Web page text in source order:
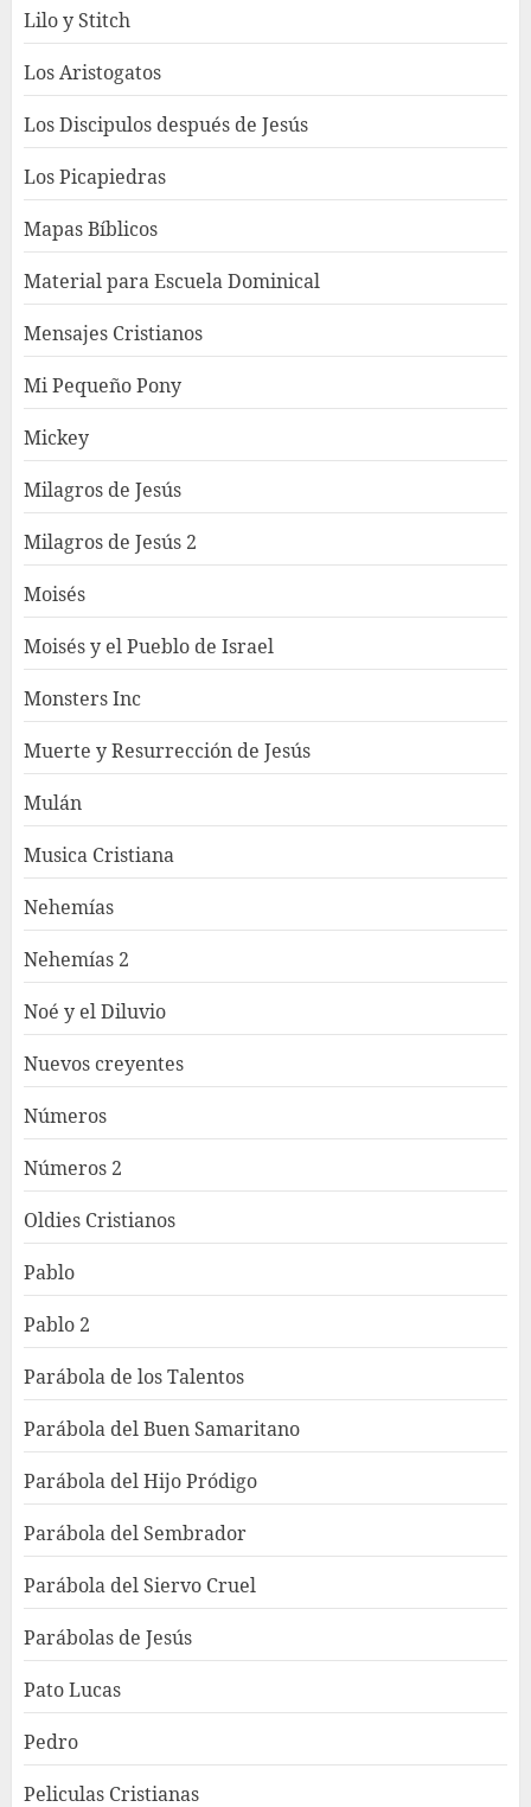
Lilo y Stitch
Los Aristogatos
Los Discipulos después de Jesús
Los Picapiedras
Mapas Bíblicos
Material para Escuela Dominical
Mensajes Cristianos
Mi Pequeño Pony
Mickey
Milagros de Jesús
Milagros de Jesús 2
Moisés
Moisés y el Pueblo de Israel
Monsters Inc
Muerte y Resurrección de Jesús
Mulán
Musica Cristiana
Nehemías
Nehemías 2
Noé y el Diluvio
Nuevos creyentes
Números
Números 2
Oldies Cristianos
Pablo
Pablo 2
Parábola de los Talentos
Parábola del Buen Samaritano
Parábola del Hijo Pródigo
Parábola del Sembrador
Parábola del Siervo Cruel
Parábolas de Jesús
Pato Lucas
Pedro
Peliculas Cristianas